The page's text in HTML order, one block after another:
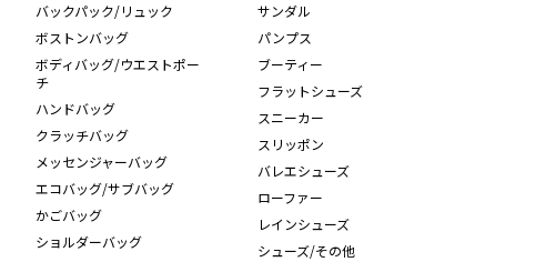
バックパック/リュック
ボストンバッグ
ボディバッグ/ウエストポー
チ
ハンドバッグ
クラッチバッグ
メッセンジャーバッグ
エコバッグ/サブバッグ
かごバッグ
ショルダーバッグ
サンダル
パンプス
ブーティー
フラットシューズ
スニーカー
スリッポン
バレエシューズ
ローファー
レインシューズ
シューズ/その他